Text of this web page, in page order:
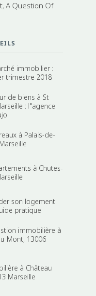
A Question Of
immobilier :
trimestre 2018
de biens à St
: l''agence
à Palais-de-
à Chutes-
son logement
pratique
immobilière à
Mont, 13006
à Château
Marseille